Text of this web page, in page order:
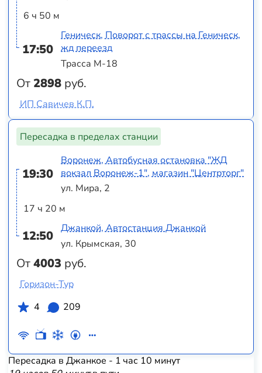
6 ч 50 м
17:50
От2898 руб.
Геническ, Поворот с трассы на Геническ,
жд переезд
Трасса М-18
ИП Савичев К.П.
Пересадка в пределах станции
19:30
17 ч 20 м
12:50
От4003 руб.
Воронеж, Автобусная остановка "ЖД
вокзал Воронеж-1", магазин "Центрторг"
ул. Мира, 2
Джанкой, Автостанция Джанкой
ул. Крымская, 30
Горизон-Тур
4
209
Пересадка в Джанкое - 1 час 10 минут